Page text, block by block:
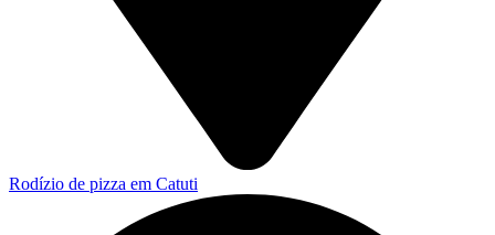
Rodízio de pizza em Catuti